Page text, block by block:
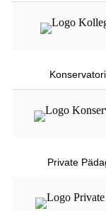
Private